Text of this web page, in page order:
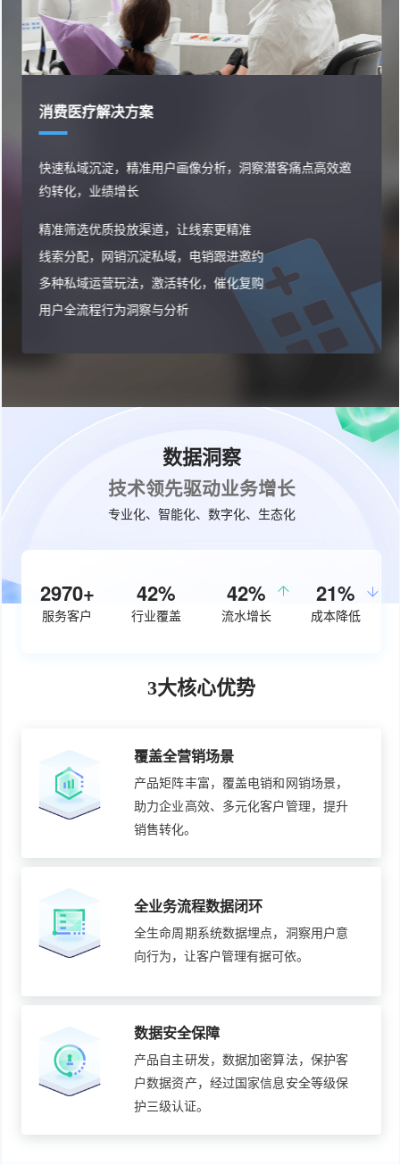
消费医疗解决方案
快速私域沉淀，精准用户画像分析，洞察潜客痛点高效邀
约转化，业绩增长
精准筛选优质投放渠道，让线索更精准
线索分配，网销沉淀私域，电销跟进邀约
多种私域运营玩法，激活转化，催化复购
用户全流程行为洞察与分析
数据洞察
技术领先驱动业务增长
专业化、智能化、数字化、生态化
3760+
服务客户
53%
行业覆盖
50%
流水增长
26%
成本降低
3大核心优势
覆盖全营销场景
产品矩阵丰富，覆盖电销和网销场景，
助力企业高效、多元化客户管理，提升
销售转化。
全业务流程数据闭环
全生命周期系统数据埋点，洞察用户意
向行为，让客户管理有据可依。
数据安全保障
产品自主研发，数据加密算法，保护客
户数据资产，经过国家信息安全等级保
护三级认证。